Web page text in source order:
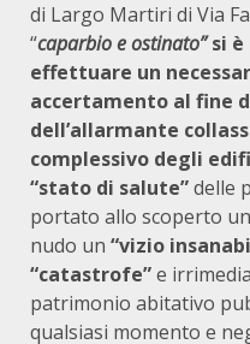
di Largo Martiri di Via
“caparbio e ostinato” si
effettuare un
accertamento al fine
dell’allarmante
complessivo degli
“stato di salute”delle
portato allo scoperto
nudo un “vizio
“catastrofe”e
patrimonio abitativo
qualsiasi momento e